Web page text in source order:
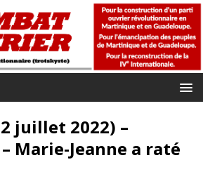
juillet 2022) –
Marie-Jeanne a raté